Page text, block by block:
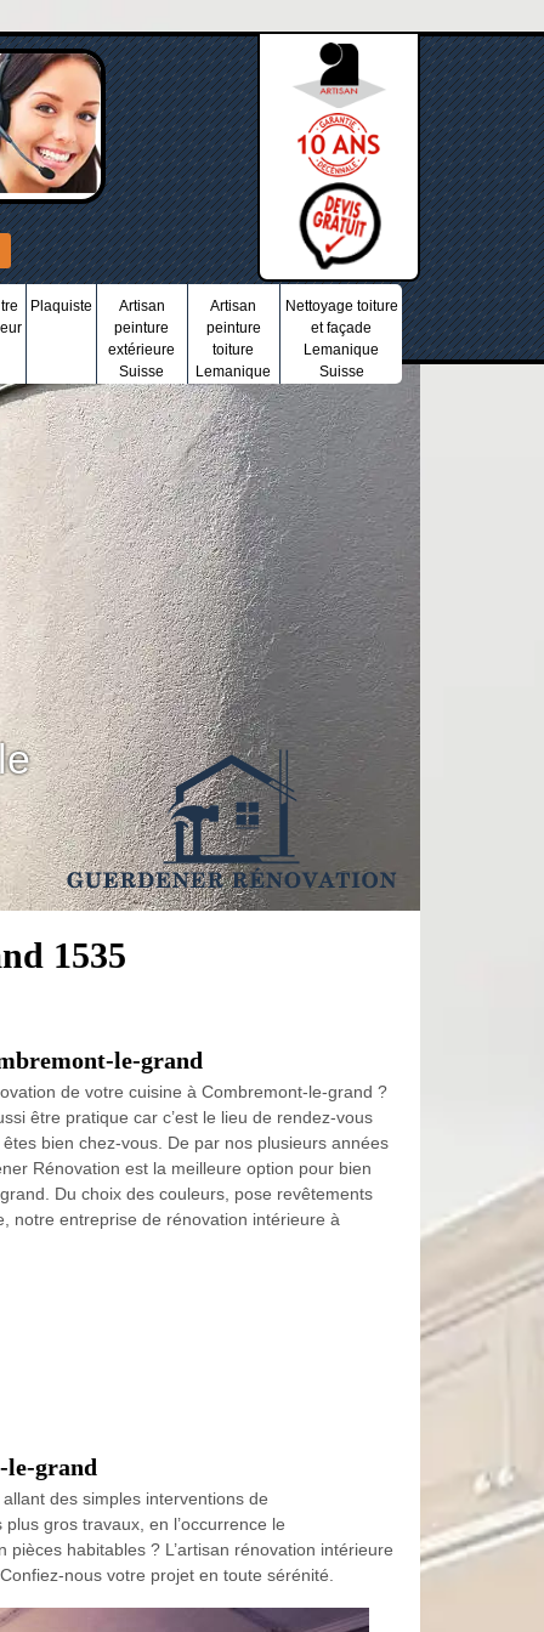
Plaquiste
Artisan
peinture
extérieure
Suisse
Artisan
peinture
toiture
Lemanique
Nettoyage toiture
et façade
Lemanique
Suisse
1535
le-grand
de votre cuisine à Combremont-le-grand ?
être pratique car c’est le lieu de rendez-vous
bien chez-vous. De par nos plusieurs années
Rénovation est la meilleure option pour bien
Du choix des couleurs, pose revêtements
notre entreprise de rénovation intérieure à
le-grand
des simples interventions de
gros travaux, en l’occurrence le
habitables ? L’artisan rénovation intérieure
nous votre projet en toute sérénité.